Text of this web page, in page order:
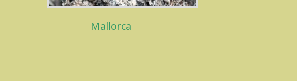
Mallorca